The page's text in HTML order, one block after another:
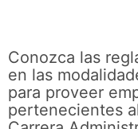
Conozca las
en las
para proveer
pertenecientes